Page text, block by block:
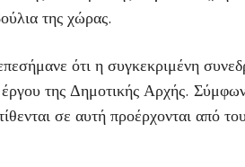
της χώρας.
ότι η συγκεκριμένη
της Δημοτικής Αρχής.
σε αυτή προέρχονται από